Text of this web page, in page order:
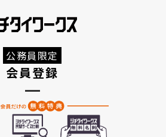
公務員限定
会員登録